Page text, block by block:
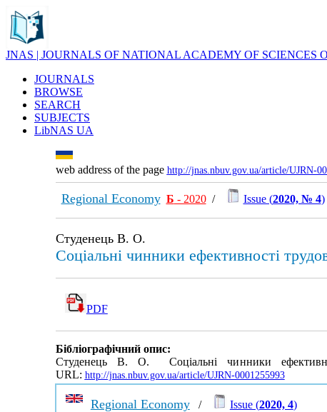
JNAS | JOURNALS OF NATIONAL ACADEMY OF SCIENCES
JOURNALS
BROWSE
SEARCH
SUBJECTS
LibNAS UA
web address of the page http://jnas.nbuv.gov.ua/article/UJRN-
Regional Economy Б - 2020/ Issue (2020, № 4)
Студенець В. О.
Соціальні чинники ефективності
PDF
Бібліографічний опис:
Студенець В. О. Соціальні чинники
URL: http://jnas.nbuv.gov.ua/article/UJRN-0001255993
Regional Economy/ Issue (2020, 4)